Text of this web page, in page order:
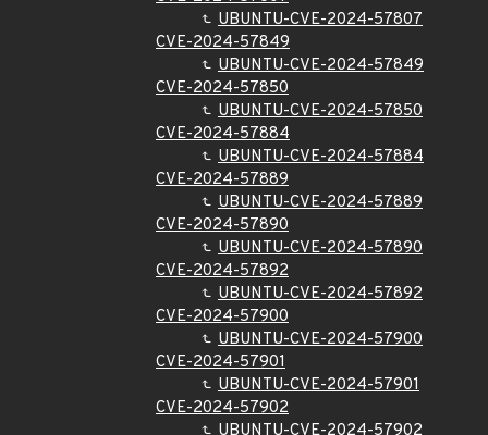
UBUNTU-CVE-2024-57807
CVE-2024-57849
UBUNTU-CVE-2024-57849
CVE-2024-57850
UBUNTU-CVE-2024-57850
CVE-2024-57884
UBUNTU-CVE-2024-57884
CVE-2024-57889
UBUNTU-CVE-2024-57889
CVE-2024-57890
UBUNTU-CVE-2024-57890
CVE-2024-57892
UBUNTU-CVE-2024-57892
CVE-2024-57900
UBUNTU-CVE-2024-57900
CVE-2024-57901
UBUNTU-CVE-2024-57901
CVE-2024-57902